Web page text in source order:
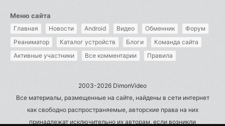
Меню сайта
Главная Новости Android Видео Обменник
Форум
Реаниматор
Каталог устройств Блоги
Команда сайта
Активные участники
Все комментарии Правила
2003-2026 DimonVideo
Все материалы, размещенные на сайте, найдены в сети интернет
как свободно распространяемые, авторские права на них
принадлежат исключительно их авторам, если возникли